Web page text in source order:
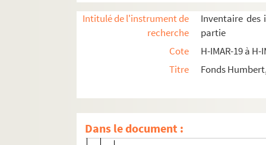
Intitulé de l'instrument de
recherche
Inventaire des
partie
Cote
H-IMAR-19 à H-
Titre
Fonds
Dans le document :
H-IMAR-22-1-1. Grand tableau
Rois Mages
Pomey - Saint Goar d'Arneke
Les saints martyrs Greogory et
Les saints martyrs
Quadraginta